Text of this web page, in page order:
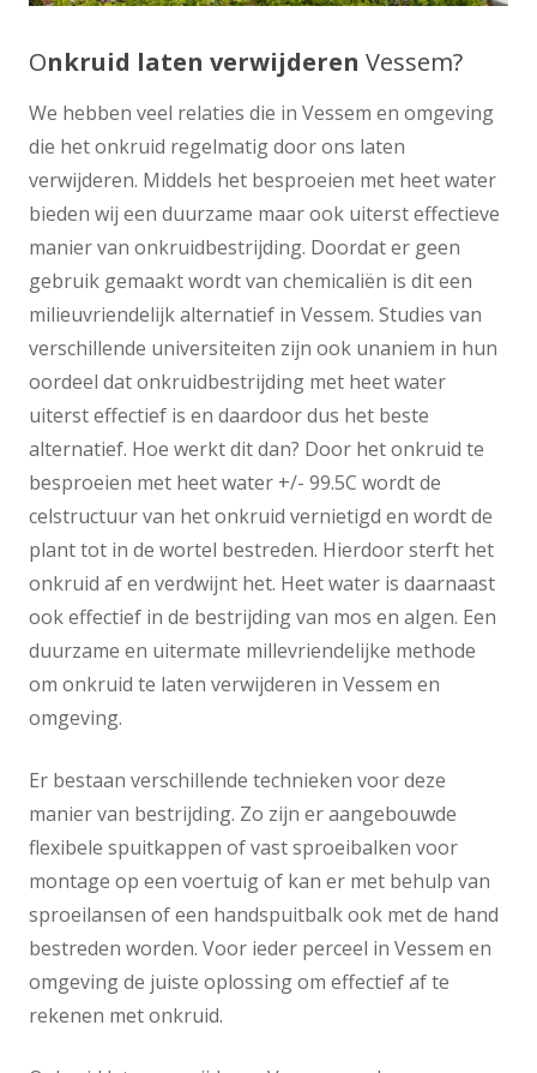
Onkruid laten verwijderen Vessem?
We hebben veel relaties die in Vessem en omgeving
die het onkruid regelmatig door ons laten
verwijderen. Middels het besproeien met heet water
bieden wij een duurzame maar ook uiterst effectieve
manier van onkruidbestrijding. Doordat er geen
gebruik gemaakt wordt van chemicaliën is dit een
milieuvriendelijk alternatief in Vessem. Studies van
verschillende universiteiten zijn ook unaniem in hun
oordeel dat onkruidbestrijding met heet water
uiterst effectief is en daardoor dus het beste
alternatief. Hoe werkt dit dan? Door het onkruid te
besproeien met heet water +/- 99.5C wordt de
celstructuur van het onkruid vernietigd en wordt de
plant tot in de wortel bestreden. Hierdoor sterft het
onkruid af en verdwijnt het. Heet water is daarnaast
ook effectief in de bestrijding van mos en algen. Een
duurzame en uitermate millevriendelijke methode
om onkruid te laten verwijderen in Vessem en
omgeving.
Er bestaan verschillende technieken voor deze
manier van bestrijding. Zo zijn er aangebouwde
flexibele spuitkappen of vast sproeibalken voor
montage op een voertuig of kan er met behulp van
sproeilansen of een handspuitbalk ook met de hand
bestreden worden. Voor ieder perceel in Vessem en
omgeving de juiste oplossing om effectief af te
rekenen met onkruid.